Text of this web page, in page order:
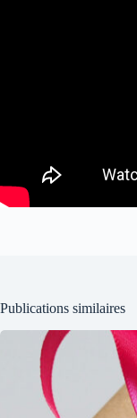
Publications similaires